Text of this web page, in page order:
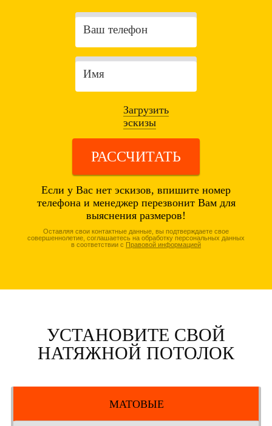
Загрузить
эскизы
РАССЧИТАТЬ
Если у Вас нет эскизов, впишите номер
телефона и менеджер перезвонит Вам для
выяснения размеров!
Оставляя свои контактные данные, вы подтверждаете свое
совершеннолетие, соглашаетесь на обработку персональных данных
в соответствии с Правовой информацией
УСТАНОВИТЕ СВОЙ
НАТЯЖНОЙ ПОТОЛОК
МАТОВЫЕ